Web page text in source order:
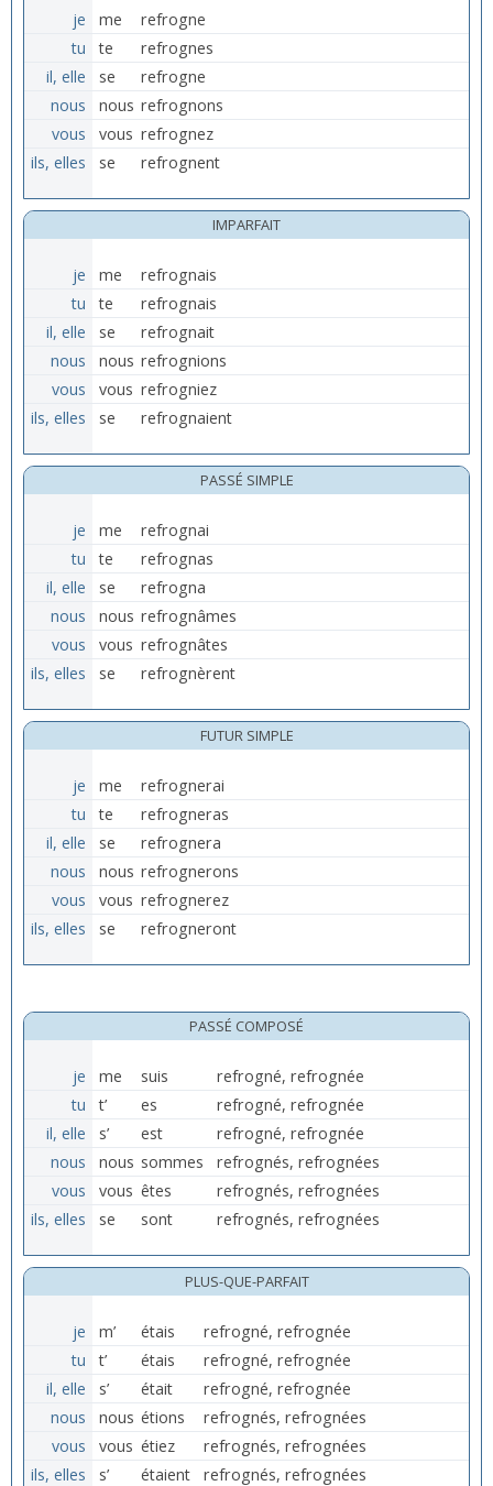
je me
refrogne
tu
te
refrognes
il, elle
se
refrogne
nous
nous refrognons
vous
vous refrognez
ils, elles
se refrognent
IMPARFAIT
je me
refrognais
tu
te
refrognais
il, elle
se
refrognait
nous
nous refrognions
vous
vous refrogniez
ils, elles
se refrognaient
PASSÉ SIMPLE
je me
refrognai
tu
te
refrognas
il, elle
se
refrogna
nous
nous refrognâmes
vous
vous refrognâtes
ils, elles
se refrognèrent
FUTUR SIMPLE
je me
refrognerai
tu
te
refrogneras
il, elle
se
refrognera
nous
nous refrognerons
vous
vous refrognerez
ils, elles
se refrogneront
PASSÉ COMPOSÉ
je me suis
refrogné, refrognée
tu
t’ es
refrogné, refrognée
il, elle
s’ est
refrogné, refrognée
nous
nous sommes
refrognés, refrognées
vous
vous êtes
refrognés, refrognées
ils, elles
se sont refrognés, refrognées
PLUS-QUE-PARFAIT
je m’ étais
refrogné, refrognée
tu
t’ étais
refrogné, refrognée
il, elle
s’ était
refrogné, refrognée
nous
nous étions
refrognés, refrognées
vous
vous étiez
refrognés, refrognées
ils, elles
s’ étaient refrognés, refrognées